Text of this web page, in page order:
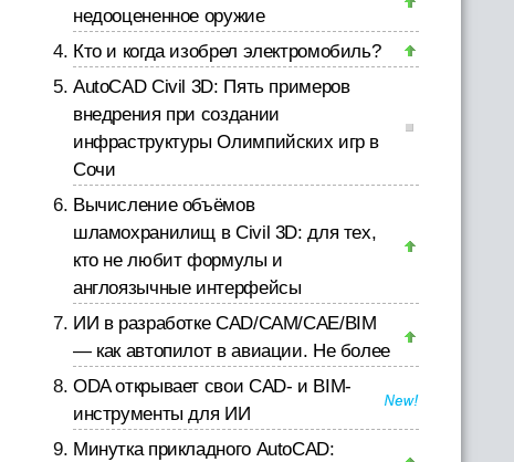
недооцененное оружие
Кто и когда изобрел электромобиль?
AutoCAD Civil 3D: Пять примеров
внедрения при создании
инфраструктуры Олимпийских игр в
Сочи
Вычисление объёмов
шламохранилищ в Civil 3D: для тех,
кто не любит формулы и
англоязычные интерфейсы
ИИ в разработке CAD/CAM/CAE/BIM
— как автопилот в авиации. Не более
ODA открывает свои CAD- и BIM-
инструменты для ИИ
Минутка прикладного AutoCAD: